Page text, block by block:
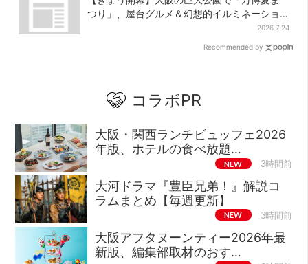
つり」、屋台グルメ＆幻想的イルミネーショ
2026.7.24
Recommended by
コラボPR
大阪・関西ランチビュッフェ2026
年版、ホテルの食べ放題…
NEW 3時間前
大河ドラマ『豊臣兄弟！』解説コ
ラムまとめ【毎週更新】
NEW 3時間前
大阪アフタヌーンティー2026年最
新版、編集部取材のおす…